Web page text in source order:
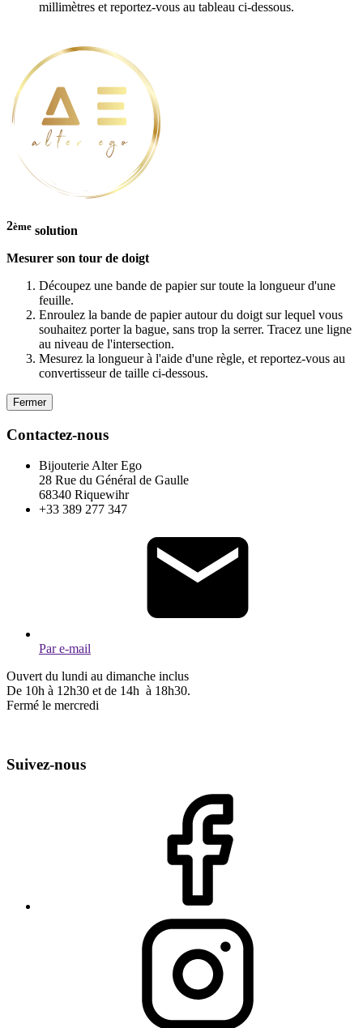
millimètres et reportez-vous au tableau ci-dessous.
2ème solution
Mesurer son tour de doigt
Découpez une bande de papier sur toute la longueur d'une
feuille.
Enroulez la bande de papier autour du doigt sur lequel vous
souhaitez porter la bague, sans trop la serrer. Tracez une ligne
au niveau de l'intersection.
Mesurez la longueur à l'aide d'une règle, et reportez-vous au
convertisseur de taille ci-dessous.
Fermer
Contactez-nous
Bijouterie Alter Ego
28 Rue du Général de Gaulle
68340 Riquewihr
+33 389 277 347
Par e-mail
Ouvert du lundi au dimanche inclus
De 10h à 12h30 et de 14h à 18h30.
Fermé le mercredi
Suivez-nous